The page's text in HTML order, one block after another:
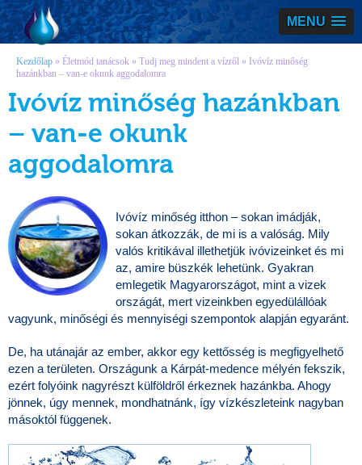
MENU
Vízmegoldás
Kezdőlap » Életmód tanácsok » Tudj meg mindent a vízről » Ivóvíz minőség
hazánkban – van-e okunk aggodalomra
Ivóvíz minőség hazánkban
– van-e okunk
aggodalomra
Ivóvíz minőség itthon – sokan imádják,
sokan átkozzák, de mi is a valóság. Mily
valós kritikával illethetjük ivóvizeinket és mi
az, amire büszkék lehetünk. Gyakran
emlegetik Magyarországot, mint a vizek
országát, mert vizeinkben egyedülállóak
vagyunk, minőségi és mennyiségi szempontok alapján egyaránt.
De, ha utánajár az ember, akkor egy kettősség is megfigyelhető
ezen a területen. Országunk a Kárpát-medence mélyén fekszik,
ezért folyóink nagyrészt külföldről érkeznek hazánkba. Ahogy
jönnek, úgy mennek, mondhatnánk, így vízkészleteink nagyban
másoktól függenek.